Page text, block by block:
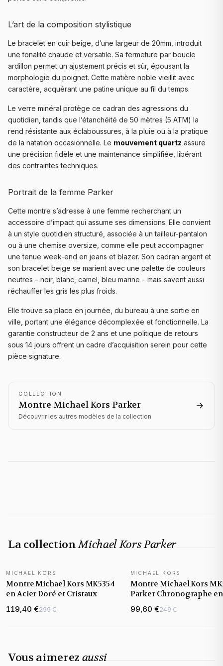
L’art de la composition stylistique
Le bracelet en cuir beige, d’une largeur de 20mm, introduit
une tonalité chaude et versatile. Sa fermeture par boucle
ardillon permet un ajustement précis et sûr, épousant la
morphologie du poignet. Cette matière noble vieillit avec
caractère, acquérant une patine unique au fil du temps.
Le verre minéral protège ce cadran des agressions du
quotidien, tandis que l’étanchéité de 50 mètres (5 ATM) la
rend résistante aux éclaboussures, à la pluie ou à la pratique
de la natation occasionnelle. Le mouvement quartz assure
une précision fidèle et une maintenance simplifiée, libérant
des contraintes techniques.
Portrait de la femme Parker
Cette montre s’adresse à une femme recherchant un
accessoire d’impact qui assume ses dimensions. Elle convient
à un style quotidien structuré, associée à un tailleur-pantalon
ou à une chemise oversize, comme elle peut accompagner
une tenue week-end en jeans et blazer. Son cadran argent et
son bracelet beige se marient avec une palette de couleurs
neutres – noir, blanc, camel, bleu marine – mais savent aussi
réchauffer les gris les plus froids.
Elle trouve sa place en journée, du bureau à une sortie en
ville, portant une élégance décomplexée et fonctionnelle. La
garantie constructeur de 2 ans et une politique de retours
sous 14 jours offrent un cadre d’acquisition serein pour cette
pièce signature.
COLLECTION
Montre Michael Kors Parker
Découvrir les autres modèles de la collection
La collectionMichael Kors Parker
MICHAEL KORS
Montre Michael Kors MK5354
en Acier Doré et Cristaux
119,40 €299 €
MICHAEL KORS
Montre Michael Kors
Parker Chronographe en
Acier Doré et Cristaux
99,60 €249 €
Vous aimerez aussi